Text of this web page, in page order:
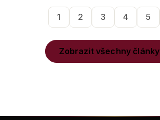
1 2 3 4 5
Zobrazit všechny články